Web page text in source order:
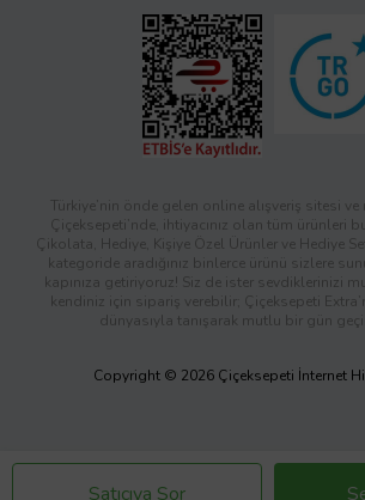
Satıcıya Sor
Türkiye’nin önde gelen online alışveriş sitesi
Çiçeksepeti’nde, ihtiyacınız olan tüm ürünleri
Çikolata, Hediye, Kişiye Özel Ürünler ve Hediye
kategoride aradığınız binlerce ürünü sizlere
kapınıza getiriyoruz! Siz de ister sevdiklerinizi
kendiniz için sipariş verebilir; Çiçeksepeti
dünyasıyla tanışarak mutlu bir gün
Copyright © 2026 Çiçeksepeti İnternet